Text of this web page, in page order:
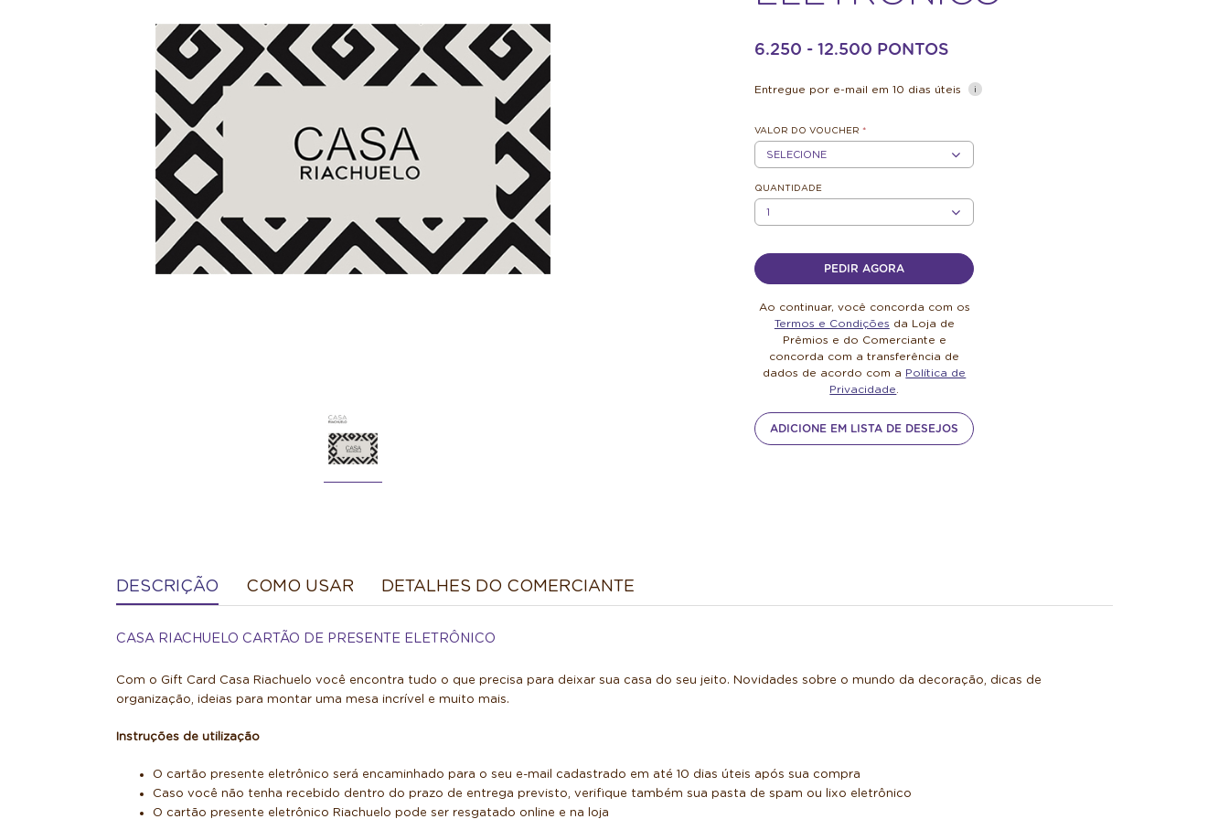
6.250 - 12.500 PONTOS
Entregue por e-mail em 10 dias úteis
VALOR DO VOUCHER*
QUANTIDADE
PEDIR AGORA
Ao continuar, você concorda com os
Termos e Condições da Loja de
Prêmios e do Comerciante e
concorda com a transferência de
dados de acordo com a Política de
Privacidade
ADICIONE EM LISTA DE DESEJOS
DESCRIÇÃO COMO USAR DETALHES DO COMERCIANTE
CASA RIACHUELO CARTÃO DE PRESENTE ELETRÔNICO
Com o Gift Card Casa Riachuelo você encontra tudo o que precisa para deixar sua casa do seu jeito. Novidades sobre o mundo da decoração, dicas de
organização, ideias para montar uma mesa incrível e muito mais.
Instruções de utilização
O cartão presente eletrônico será encaminhado para o seu e-mail cadastrado em até 10 dias úteis após sua compra
Caso você não tenha recebido dentro do prazo de entrega previsto, verifique também sua pasta de spam ou lixo eletrônico
O cartão presente eletrônico Riachuelo pode ser resgatado online e na loja